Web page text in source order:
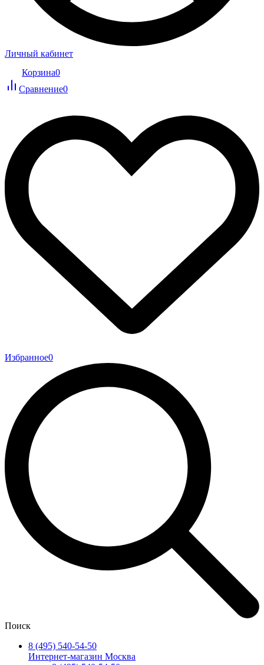
Личный кабинет
Корзина0
Сравнение0
Избранное0
Поиск
8 (495) 540-54-50
Интернет-магазин Москва